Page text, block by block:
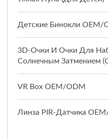
Детские Бинокли OEM/
3D-Очки И Очки Для
Солнечным Затмением
VR Box OEM/ODM
Линза PIR-Датчика